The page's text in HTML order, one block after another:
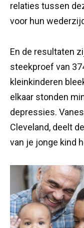
relaties tussen
voor hun
En de resultaten
steekproef van
kleinkinderen
elkaar stonden
depressies.
Cleveland, deelt
van je jonge kind